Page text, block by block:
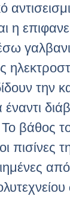
η
την
έναντι
βάθος
πισίνες